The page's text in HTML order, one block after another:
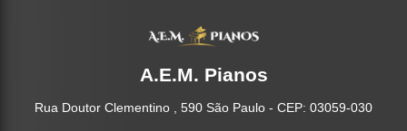
A.E.M. Pianos
Rua Doutor Clementino , 590 São Paulo - CEP: 03059-030